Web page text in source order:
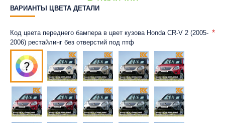
ВАРИАНТЫ ЦВЕТА ДЕТАЛИ
Код цвета переднего бампера в цвет кузова Honda CR-V 2 (2005-
2006) рестайлинг без отверстий под птф